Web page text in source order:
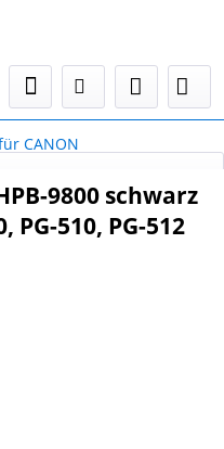
CANON
9800 schwarz
PG-510, PG-512